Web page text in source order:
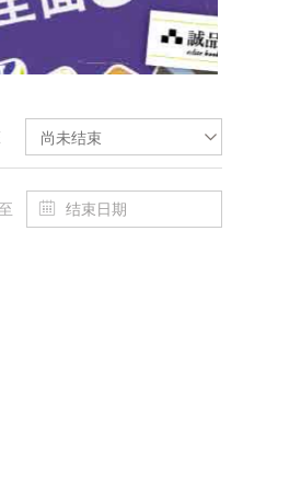
尚未结束